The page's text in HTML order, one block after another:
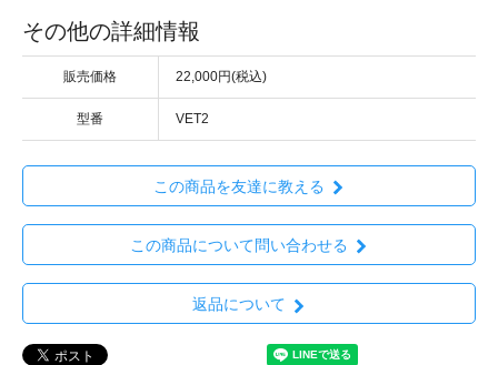
その他の詳細情報
販売価格 22,000円(税込)
型番 VET2
この商品を友達に教える
この商品について問い合わせる
返品について